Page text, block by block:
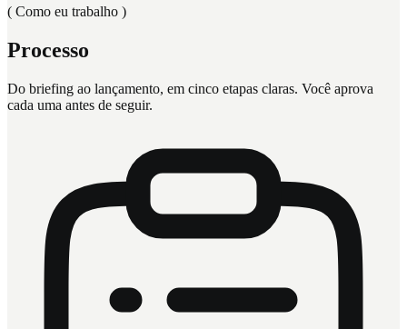
( Como eu trabalho )
Processo
Do briefing ao lançamento, em cinco etapas claras. Você aprova
cada uma antes de seguir.